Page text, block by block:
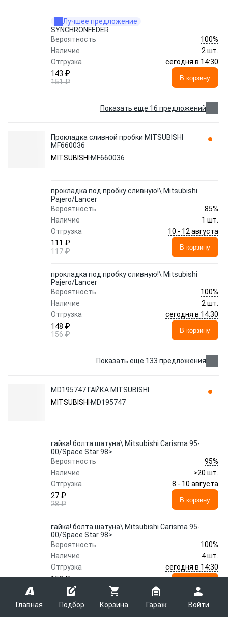
Главная Подбор Корзина Гараж Войти
Лучшее предложение
SYNCHRONFEDER
Вероятность
100%
Наличие
2 шт.
Отгрузка
сегодня в 14:30
143 ₽
151 ₽
В корзину
Показать еще 16 предложений
Прокладка сливной пробки MITSUBISHI
MF660036
MITSUBISHI MF660036
прокладка под пробку сливную!\ Mitsubishi
Pajero/Lancer
Вероятность
85%
Наличие
1 шт.
Отгрузка
10 - 12 августа
111 ₽
117 ₽
В корзину
прокладка под пробку сливную!\ Mitsubishi
Pajero/Lancer
Вероятность
100%
Наличие
2 шт.
Отгрузка
сегодня в 14:30
148 ₽
156 ₽
В корзину
Показать еще 133 предложения
MD195747 ГАЙКА MITSUBISHI
MITSUBISHI MD195747
гайка! болта шатуна\ Mitsubishi Carisma 95-
00/Space Star 98>
Вероятность
95%
Наличие
>20 шт.
Отгрузка
8 - 10 августа
27 ₽
28 ₽
В корзину
гайка! болта шатуна\ Mitsubishi Carisma 95-
00/Space Star 98>
Вероятность
100%
Наличие
4 шт.
Отгрузка
сегодня в 14:30
152 ₽
160 ₽